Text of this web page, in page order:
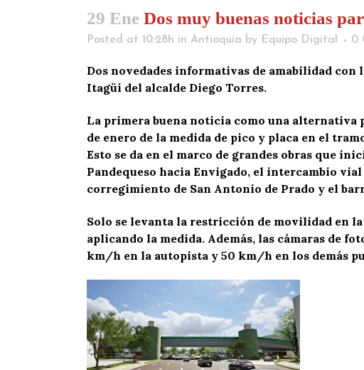
29 Ene Dos muy buenas noticias
Posted at 10:28h in Antioquia by Equipo Digital 0
Dos novedades informativas de amabilidad
Itagüí del alcalde Diego Torres.
La primera buena noticia como una alternativa
de enero de la medida de pico y placa en el
Esto se da en el marco de grandes obras que
Pandequeso hacia Envigado, el intercambio
corregimiento de San Antonio de Prado y el
Solo se levanta la restricción de movilidad en
aplicando la medida. Además, las cámaras de
km/h en la autopista y 50 km/h en los demás